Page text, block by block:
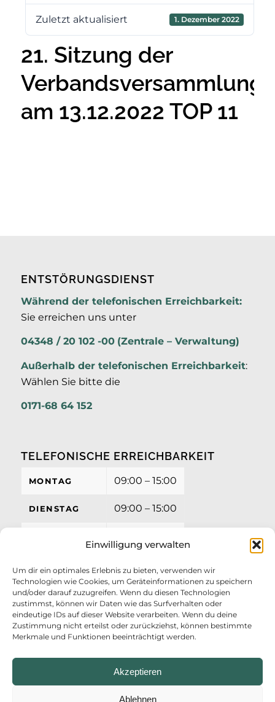
Einwilligung verwalten
Um dir ein optimales Erlebnis zu bieten, verwenden wir
Technologien wie Cookies, um Geräteinformationen zu speichern
und/oder darauf zuzugreifen. Wenn du diesen Technologien
zustimmst, können wir Daten wie das Surfverhalten oder
eindeutige IDs auf dieser Website verarbeiten. Wenn du deine
Zustimmung nicht erteilst oder zurückziehst, können bestimmte
Merkmale und Funktionen beeinträchtigt werden.
Akzeptieren
Ablehnen
Zuletzt aktualisiert 1. Dezember 2022
21. Sitzung der
Verbandsversammlung
am 13.12.2022 TOP 11
ENTSTÖRUNGSDIENST
Während der telefonischen Erreichbarkeit:
Sie erreichen uns unter
04348 / 20 102 -00 (Zentrale – Verwaltung)
Außerhalb der telefonischen Erreichbarkeit:
Wählen Sie bitte die
0171-68 64 152
TELEFONISCHE ERREICHBARKEIT
MONTAG 09:00 – 15:00
DIENSTAG 09:00 – 15:00
FREITAG 09:00 – 12:00